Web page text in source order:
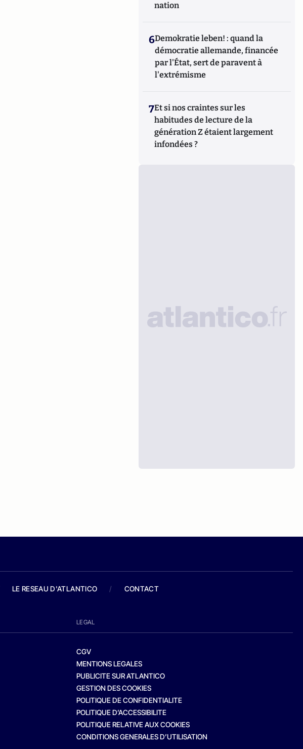
nation
6Demokratie leben! : quand la
démocratie allemande, financée
par l'État, sert de paravent à
l'extrémisme
7Et si nos craintes sur les
habitudes de lecture de la
génération Z étaient largement
infondées ?
LE RESEAU D'ATLANTICO / CONTACT
LEGAL
CGV
MENTIONS LEGALES
PUBLICITE SUR ATLANTICO
GESTION DES COOKIES
POLITIQUE DE CONFIDENTIALITE
POLITIQUE D’ACCESSIBILITE
POLITIQUE RELATIVE AUX COOKIES
CONDITIONS GENERALES D’UTILISATION